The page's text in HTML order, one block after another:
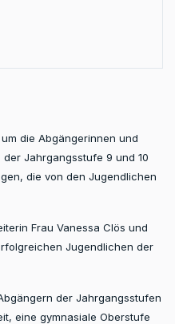
die Abgängerinnen und
Jahrgangsstufe 9 und 10
die von den Jugendlichen
Frau Vanessa Clös und
Jugendlichen der
der Jahrgangsstufen
eine gymnasiale Oberstufe